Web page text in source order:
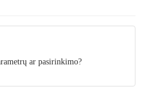
ar pasirinkimo?